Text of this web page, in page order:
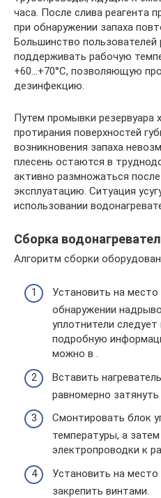
часа. После слива реагента
при обнаружении запаха
Большинство пользователей
поддерживать рабочую
+60…+70°С, позволяющую
дезинфекцию.
Путем промывки резервуара
протирания поверхностей
возникновения запаха
плесень остаются в
активно размножаться
эксплуатацию. Ситуация
использовании
Сборка
Алгоритм сборки
Установить на
обнаружении
уплотнители
подробную
можно в .
Вставить
равномерно
Смонтировать блок
температуры, а
электропроводки к
Установить на
закрепить винтами.